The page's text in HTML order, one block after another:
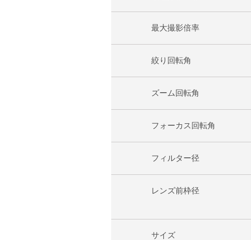
最大撮影倍率
絞り回転角
ズーム回転角
フォーカス回転角
フィルター径
レンズ前枠径
サイズ